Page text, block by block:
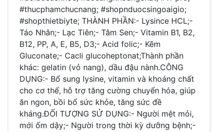
#thucphamchucnang; #shopnduocsingoaigio;
#shopthietbiyte; THÀNH PHẦN:- Lysince HCL;-
Táo Nhân;- Lạc Tiên;- Tâm Sen;- Vitamin B1, B2,
B12, PP, A, E, B5, D3;- Acid folic;- Kẽm
Gluconate;- Cacli glucoheptonat;Thành phần
khác: gelatin (vỏ nang), dầu đậu nành.CÔNG
DỤNG:- Bổ sung lysine, vitamin và khoáng chất
cho cơ thể, hỗ trợ tăng cường chuyển hóa, giúp
ăn ngon, bồi bổ sức khỏe, tăng sức đề
kháng.ĐỐI TƯỢNG SỬ DỤNG:- Người mệt mỏi,
mới ốm dậy;- Người trong thời kỳ dưỡng bệnh;-